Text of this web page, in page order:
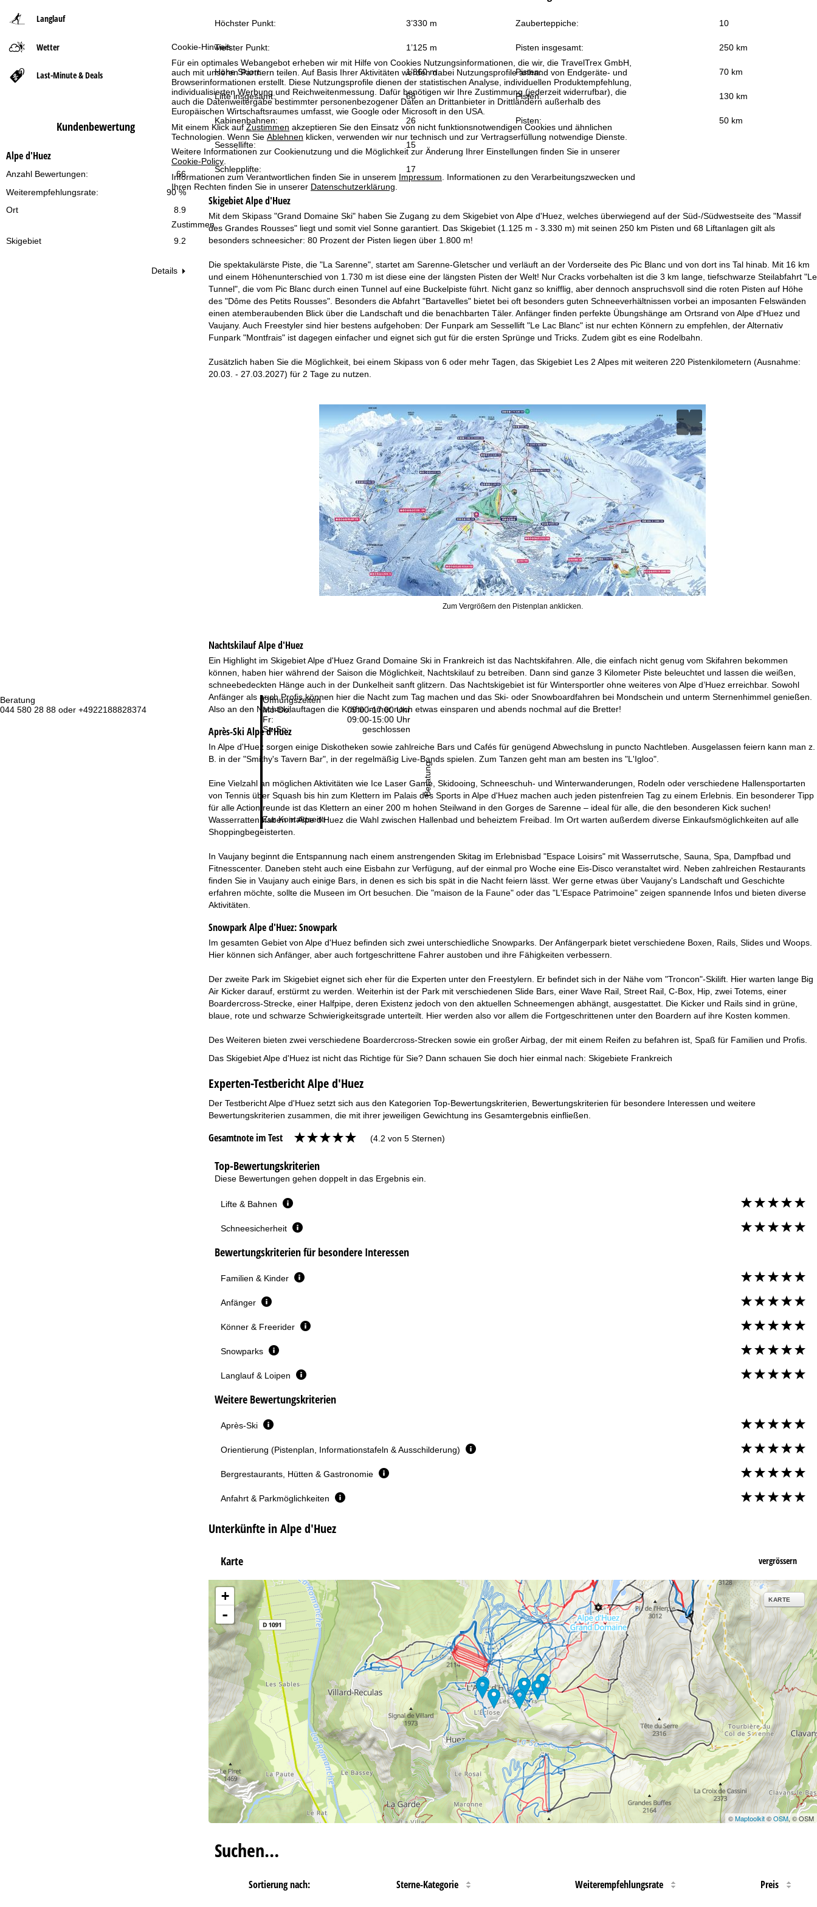
Cookie-Hinweis
Für ein optimales Webangebot erheben wir mit Hilfe von Cookies Nutzungsinformationen, die wir, die TravelTrex GmbH,
auch mit unseren Partnern teilen. Auf Basis Ihrer Aktivitäten werden dabei Nutzungsprofile anhand von Endgeräte- und
Browserinformationen erstellt. Diese Nutzungsprofile dienen der statistischen Analyse, individuellen Produktempfehlung,
individualisierten Werbung und Reichweitenmessung. Dafür benötigen wir Ihre Zustimmung (jederzeit widerrufbar), die
auch die Datenweitergabe bestimmter personenbezogener Daten an Drittanbieter in Drittländern außerhalb des
Europäischen Wirtschaftsraumes umfasst, wie Google oder Microsoft in den USA.
Mit einem Klick auf Zustimmen akzeptieren Sie den Einsatz von nicht funktionsnotwendigen Cookies und ähnlichen
Technologien. Wenn Sie Ablehnen klicken, verwenden wir nur technisch und zur Vertragserfüllung notwendige Dienste.
Weitere Informationen zur Cookienutzung und die Möglichkeit zur Änderung Ihrer Einstellungen finden Sie in unserer
Cookie-Policy.
Informationen zum Verantwortlichen finden Sie in unserem Impressum. Informationen zu den Verarbeitungszwecken und
Ihren Rechten finden Sie in unserer Datenschutzerklärung.
Zustimmen
Beratung
044 580 28 88 oder +4922188828374
Öffnungszeiten
Mo-Do:
09:00-17:00 Uhr
Fr:
09:00-15:00 Uhr
Sa-So:
geschlossen
Zur Kontaktseite
Beratung
Langlauf
Wetter
Last-Minute & Deals
Kundenbewertung
Alpe d'Huez
66
Anzahl Bewertungen:
90 %
Weiterempfehlungsrate:
Ort
8.9
Skigebiet 9.2
Details
t
s
e
i
t
e
Höchster Punkt: 3’330 m Zauberteppiche: 10
Tiefster Punkt: 1’125 m Pisten insgesamt: 250 km
Höhe Skiort: 1’860 m Pisten: 70 km
Lifte insgesamt: 68 Pisten: 130 km
Kabinenbahnen: 26 Pisten: 50 km
Sessellifte: 15
Schlepplifte: 17
SkigebietAlpe d'Huez
Mit dem Skipass "Grand Domaine Ski" haben Sie Zugang zu dem Skigebiet von Alpe d'Huez, welches überwiegend auf der Süd-/Südwestseite des "Massif
des Grandes Rousses" liegt und somit viel Sonne garantiert. Das Skigebiet (1.125 m - 3.330 m) mit seinen 250 km Pisten und 68 Liftanlagen gilt als
besonders schneesicher: 80 Prozent der Pisten liegen über 1.800 m!
Die spektakulärste Piste, die "La Sarenne", startet am Sarenne-Gletscher und verläuft an der Vorderseite des Pic Blanc und von dort ins Tal hinab. Mit 16 km
und einem Höhenunterschied von 1.730 m ist diese eine der längsten Pisten der Welt! Nur Cracks vorbehalten ist die 3 km lange, tiefschwarze Steilabfahrt "Le
Tunnel", die vom Pic Blanc durch einen Tunnel auf eine Buckelpiste führt. Nicht ganz so knifflig, aber dennoch anspruchsvoll sind die roten Pisten auf Höhe
des "Dôme des Petits Rousses". Besonders die Abfahrt "Bartavelles" bietet bei oft besonders guten Schneeverhältnissen vorbei an imposanten Felswänden
einen atemberaubenden Blick über die Landschaft und die benachbarten Täler. Anfänger finden perfekte Übungshänge am Ortsrand von Alpe d'Huez und
Vaujany. Auch Freestyler sind hier bestens aufgehoben: Der Funpark am Sessellift "Le Lac Blanc" ist nur echten Könnern zu empfehlen, der Alternativ
Funpark "Montfrais" ist dagegen einfacher und eignet sich gut für die ersten Sprünge und Tricks. Zudem gibt es eine Rodelbahn.
Zusätzlich haben Sie die Möglichkeit, bei einem Skipass von 6 oder mehr Tagen, das Skigebiet Les 2 Alpes mit weiteren 220 Pistenkilometern (Ausnahme:
20.03. - 27.03.2027) für 2 Tage zu nutzen.
Zum Vergrößern den Pistenplan anklicken.
NachtskilaufAlpe d'Huez
Ein Highlight im Skigebiet Alpe d'Huez Grand Domaine Ski in Frankreich ist das Nachtskifahren. Alle, die einfach nicht genug vom Skifahren bekommen
können, haben hier während der Saison die Möglichkeit, Nachtskilauf zu betreiben. Dann sind ganze 3 Kilometer Piste beleuchtet und lassen die weißen,
schneebedeckten Hänge auch in der Dunkelheit sanft glitzern. Das Nachtskigebiet ist für Wintersportler ohne weiteres von Alpe d’Huez erreichbar. Sowohl
Anfänger als auch Profis können hier die Nacht zum Tag machen und das Ski- oder Snowboardfahren bei Mondschein und unterm Sternenhimmel genießen.
Also an den Nachtskilauftagen die Kräfte immer noch etwas einsparen und abends nochmal auf die Bretter!
Après-Ski Alpe d'Huez
In Alpe d'Huez sorgen einige Diskotheken sowie zahlreiche Bars und Cafés für genügend Abwechslung in puncto Nachtleben. Ausgelassen feiern kann man z.
B. in der "Smithy's Tavern Bar", in der regelmäßig Live-Bands spielen. Zum Tanzen geht man am besten ins "L'Igloo".
Eine Vielzahl an möglichen Aktivitäten wie Ice Laser Game, Skidooing, Schneeschuh- und Winterwanderungen, Rodeln oder verschiedene Hallensportarten
von Tennis über Squash bis hin zum Klettern im Palais des Sports in Alpe d'Huez machen auch jeden pistenfreien Tag zu einem Erlebnis. Ein besonderer Tipp
für alle Actionfreunde ist das Klettern an einer 200 m hohen Steilwand in den Gorges de Sarenne – ideal für alle, die den besonderen Kick suchen!
Wasserratten haben in Alpe d'Huez die Wahl zwischen Hallenbad und beheiztem Freibad. Im Ort warten außerdem diverse Einkaufsmöglichkeiten auf alle
Shoppingbegeisterten.
In Vaujany beginnt die Entspannung nach einem anstrengenden Skitag im Erlebnisbad "Espace Loisirs" mit Wasserrutsche, Sauna, Spa, Dampfbad und
Fitnesscenter. Daneben steht auch eine Eisbahn zur Verfügung, auf der einmal pro Woche eine Eis-Disco veranstaltet wird. Neben zahlreichen Restaurants
finden Sie in Vaujany auch einige Bars, in denen es sich bis spät in die Nacht feiern lässt. Wer gerne etwas über Vaujany's Landschaft und Geschichte
erfahren möchte, sollte die Museen im Ort besuchen. Die "maison de la Faune" oder das "L'Espace Patrimoine" zeigen spannende Infos und bieten diverse
Aktivitäten.
Snowpark Alpe d'Huez:Snowpark
Im gesamten Gebiet von Alpe d'Huez befinden sich zwei unterschiedliche Snowparks. Der Anfängerpark bietet verschiedene Boxen, Rails, Slides und Woops.
Hier können sich Anfänger, aber auch fortgeschrittene Fahrer austoben und ihre Fähigkeiten verbessern.
Der zweite Park im Skigebiet eignet sich eher für die Experten unter den Freestylern. Er befindet sich in der Nähe vom "Troncon"-Skilift. Hier warten lange Big
Air Kicker darauf, erstürmt zu werden. Weiterhin ist der Park mit verschiedenen Slide Bars, einer Wave Rail, Street Rail, C-Box, Hip, zwei Totems, einer
Boardercross-Strecke, einer Halfpipe, deren Existenz jedoch von den aktuellen Schneemengen abhängt, ausgestattet. Die Kicker und Rails sind in grüne,
blaue, rote und schwarze Schwierigkeitsgrade unterteilt. Hier werden also vor allem die Fortgeschrittenen unter den Boardern auf ihre Kosten kommen.
Des Weiteren bieten zwei verschiedene Boardercross-Strecken sowie ein großer Airbag, der mit einem Reifen zu befahren ist, Spaß für Familien und Profis.
Das Skigebiet Alpe d'Huez ist nicht das Richtige für Sie? Dann schauen Sie doch hier einmal nach: Skigebiete Frankreich
Experten-Testbericht Alpe d'Huez
Der Testbericht Alpe d'Huez setzt sich aus den Kategorien Top-Bewertungskriterien, Bewertungskriterien für besondere Interessen und weitere
Bewertungskriterien zusammen, die mit ihrer jeweiligen Gewichtung ins Gesamtergebnis einfließen.
Gesamtnote im Test (4.2 von 5 Sternen)
Top-Bewertungskriterien
Diese Bewertungen gehen doppelt in das Ergebnis ein.
Lifte & Bahnen
Schneesicherheit
Bewertungskriterien für besondere Interessen
Familien & Kinder
Anfänger
Könner & Freerider
Snowparks
Langlauf & Loipen
Weitere Bewertungskriterien
Après-Ski
Orientierung (Pistenplan, Informationstafeln & Ausschilderung)
Bergrestaurants, Hütten & Gastronomie
Anfahrt & Parkmöglichkeiten
Unterkünfte in Alpe d'Huez
Karte vergrössern
+
-
KARTE
©Maptoolkit©OSM, © OSM
Suchen…
Sortierung nach: Sterne-Kategorie Weiterempfehlungsrate Preis